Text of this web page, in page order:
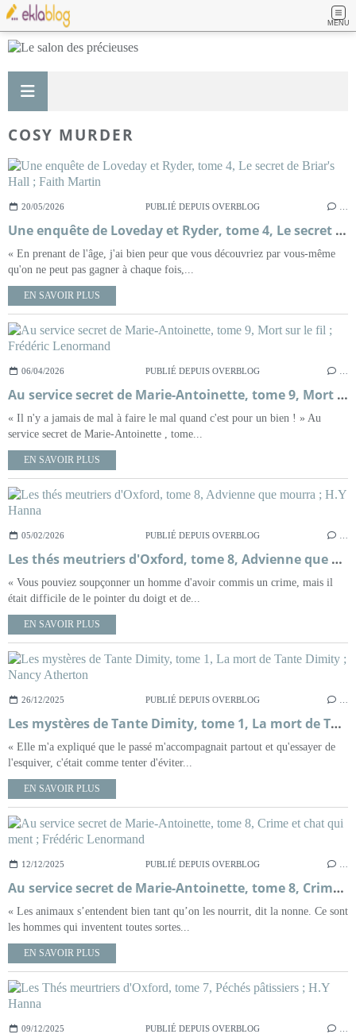
MENU
COSY MURDER
20/05/2026 PUBLIÉ DEPUIS OVERBLOG
Une enquête de Loveday et Ryder, tome 4, Le secret de Briar's Hall ; Faith Martin
« En prenant de l'âge, j'ai bien peur que vous découvriez par vous-même
qu'on ne peut pas gagner à chaque fois,...
EN SAVOIR PLUS
06/04/2026 PUBLIÉ DEPUIS OVERBLOG
Au service secret de Marie-Antoinette, tome 9, Mort sur le fil ; Frédéric Lenormand
« Il n'y a jamais de mal à faire le mal quand c'est pour un bien ! » Au
service secret de Marie-Antoinette , tome...
EN SAVOIR PLUS
05/02/2026 PUBLIÉ DEPUIS OVERBLOG
Les thés meutriers d'Oxford, tome 8, Advienne que mourra ; H.Y Hanna
« Vous pouviez soupçonner un homme d'avoir commis un crime, mais il
était difficile de le pointer du doigt et de...
EN SAVOIR PLUS
26/12/2025 PUBLIÉ DEPUIS OVERBLOG
Les mystères de Tante Dimity, tome 1, La mort de Tante Dimity ; Nancy Atherton
« Elle m'a expliqué que le passé m'accompagnait partout et qu'essayer de
l'esquiver, c'était comme tenter d'éviter...
EN SAVOIR PLUS
12/12/2025 PUBLIÉ DEPUIS OVERBLOG
Au service secret de Marie-Antoinette, tome 8, Crime et chat qui ment ; Frédéric Lenormand
« Les animaux s’entendent bien tant qu’on les nourrit, dit la nonne. Ce sont
les hommes qui inventent toutes sortes...
EN SAVOIR PLUS
09/12/2025 PUBLIÉ DEPUIS OVERBLOG